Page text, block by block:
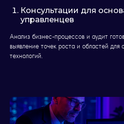
Консультации для
управленцев
Анализ бизнес-процессов и аудит
выявление точек роста и областей
технологий.